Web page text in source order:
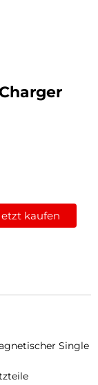
kaufen
Single